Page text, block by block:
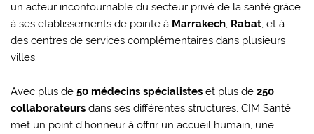
un acteur incontournable du secteur privé de la santé grâce
à ses établissements de pointe à Marrakech, Rabat, et à
des centres de services complémentaires dans plusieurs
villes.
Avec plus de 50 médecins spécialistes et plus de 250
collaborateurs dans ses différentes structures, CIM Santé
met un point d’honneur à offrir un accueil humain, une